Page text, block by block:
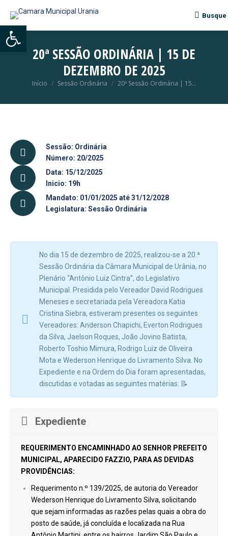
Search:
Busque
20ª SESSÃO ORDINÁRIA | 15 DE
DEZEMBRO DE 2025
Você está aqui:
Início Sessão Ordinária 20ª Sessão Ordinária | 15…
Sessão: Ordinária
Número: 20/2025
Data: 15/12/2025
Inicio: 19h
Mandato: 01/01/2025 até 31/12/2028
Legislatura: Sessão Ordinária
No dia 15 de dezembro de 2025, realizou-se a 20.ª
Sessão Ordinária da Câmara Municipal de Urânia, no
Plenário “Antônio Luiz Cintra”, do Legislativo
Municipal. Presidida pelo Vereador David Rodrigues
Meneses e secretariada pela Vereadora Katia
Cristina Siebra, estiveram presentes os seguintes
Vereadores: Anderson Chapichi, Everton Rodrigues
da Silva, Jaelson Roques, João Jovino Batista,
Roberto Toshio Mimura, Rodrigo Luiz de Oliveira
Mota e Wederson Henrique do Livramento Silva. No
Expediente e na Ordem do Dia foram apresentadas,
discutidas e votadas as seguintes matérias: 📝
Expediente
REQUERIMENTO ENCAMINHADO AO SENHOR PREFEITO
MUNICIPAL, APARECIDO FAZZIO, PARA AS DEVIDAS
PROVIDÊNCIAS:
Requerimento n.º 139/2025, de autoria do Vereador
Wederson Henrique do Livramento Silva, solicitando
que sejam informadas as razões pelas quais a obra do
posto de saúde, já concluída e localizada na Rua
Abrir a barra de ferramentas